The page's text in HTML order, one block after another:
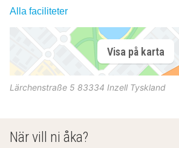
Alla faciliteter
Visa på karta
Lärchenstraße 5 83334 Inzell Tyskland
När vill ni åka?